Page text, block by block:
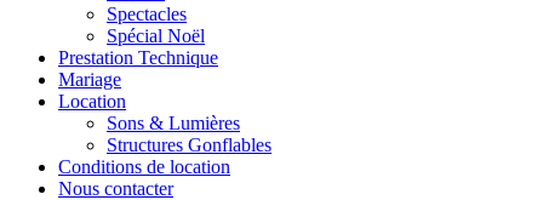
Spectacles
Spécial Noël
Prestation Technique
Mariage
Location
Sons & Lumières
Structures Gonflables
Conditions de location
Nous contacter